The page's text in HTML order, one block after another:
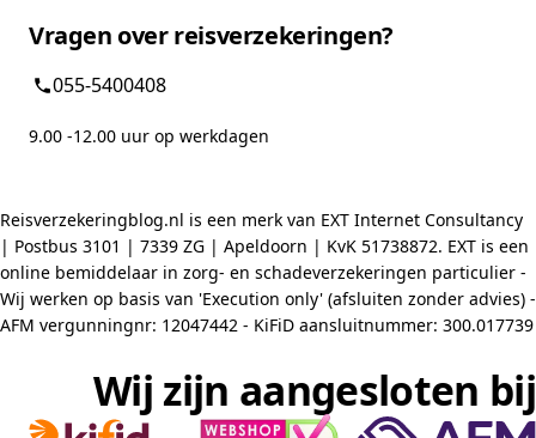
Vragen over reisverzekeringen?
055-5400408
9.00 -12.00 uur op werkdagen
Reisverzekeringblog.nl is een merk van EXT Internet Consultancy
| Postbus 3101 | 7339 ZG | Apeldoorn | KvK 51738872. EXT is een
online bemiddelaar in zorg- en schadeverzekeringen particulier -
Wij werken op basis van 'Execution only' (afsluiten zonder advies) -
AFM vergunningnr: 12047442 - KiFiD aansluitnummer: 300.017739
Wij zijn aangesloten bij